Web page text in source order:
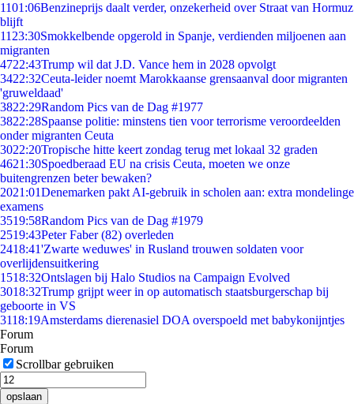
1101:06Benzineprijs daalt verder, onzekerheid over Straat van Hormuz
blijft
11 23:30Smokkelbende opgerold in Spanje, verdienden miljoenen aan
migranten
4722:43Trump wil dat J.D. Vance hem in 2028 opvolgt
3422:32Ceuta-leider noemt Marokkaanse grensaanval door migranten
'gruweldaad'
3822:29Random Pics van de Dag #1977
3822:28Spaanse politie: minstens tien voor terrorisme veroordeelden
onder migranten Ceuta
3022:20Tropische hitte keert zondag terug met lokaal 32 graden
4621:30Spoedberaad EU na crisis Ceuta, moeten we onze
buitengrenzen beter bewaken?
2021:01Denemarken pakt AI-gebruik in scholen aan: extra mondelinge
examens
3519:58Random Pics van de Dag #1979
2519:43Peter Faber (82) overleden
2418:41'Zwarte weduwes' in Rusland trouwen soldaten voor
overlijdensuitkering
1518:32Ontslagen bij Halo Studios na Campaign Evolved
3018:32Trump grijpt weer in op automatisch staatsburgerschap bij
geboorte in VS
3118:19Amsterdams dierenasiel DOA overspoeld met babykonijntjes
Forum
Forum
Scrollbar gebruiken
opslaan